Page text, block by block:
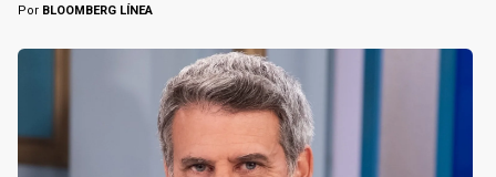
Por BLOOMBERG LÍNEA